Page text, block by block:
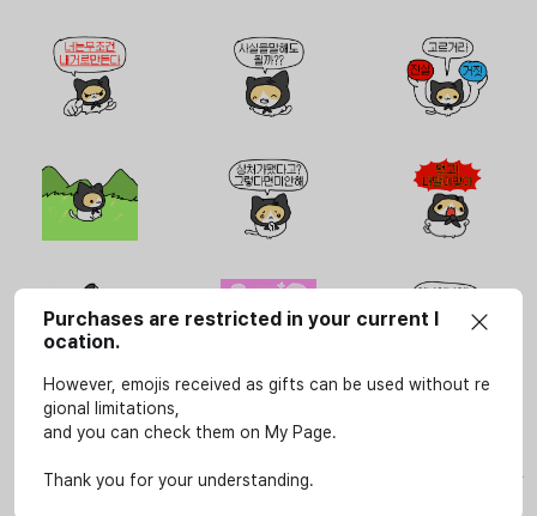
사용안내
이모티콘은 SOOP 서비스(LIVE, VOD, 방송국, e스포츠 페이지)에서만 개인적인 용도로 사
Purchases are restricted in your current l
ocation.
However, emojis received as gifts can be used without re
gional limitations,
and you can check them on My Page.
Thank you for your understanding.